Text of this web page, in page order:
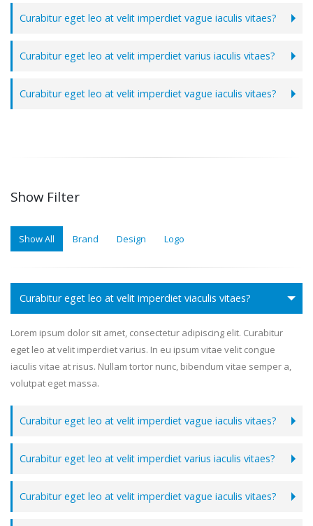
Curabitur eget leo at velit imperdiet vague iaculis vitaes?
Curabitur eget leo at velit imperdiet varius iaculis vitaes?
Curabitur eget leo at velit imperdiet vague iaculis vitaes?
Show Filter
Show All Brand Design Logo
Curabitur eget leo at velit imperdiet viaculis vitaes?
Lorem ipsum dolor sit amet, consectetur adipiscing elit. Curabitur
eget leo at velit imperdiet varius. In eu ipsum vitae velit congue
iaculis vitae at risus. Nullam tortor nunc, bibendum vitae semper a,
volutpat eget massa.
Curabitur eget leo at velit imperdiet vague iaculis vitaes?
Curabitur eget leo at velit imperdiet varius iaculis vitaes?
Curabitur eget leo at velit imperdiet vague iaculis vitaes?